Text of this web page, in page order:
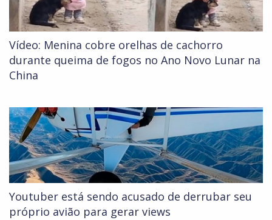
Vídeo: Menina cobre orelhas de cachorro
durante queima de fogos no Ano Novo Lunar na
China
Youtuber está sendo acusado de derrubar seu
próprio avião para gerar views